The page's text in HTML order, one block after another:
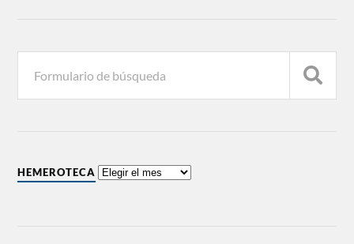
HEMEROTECA